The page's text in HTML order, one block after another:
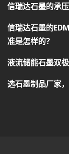
信瑞达石墨的承
信瑞达石墨的
准是怎样的？
液流储能石墨双
选石墨制品厂家